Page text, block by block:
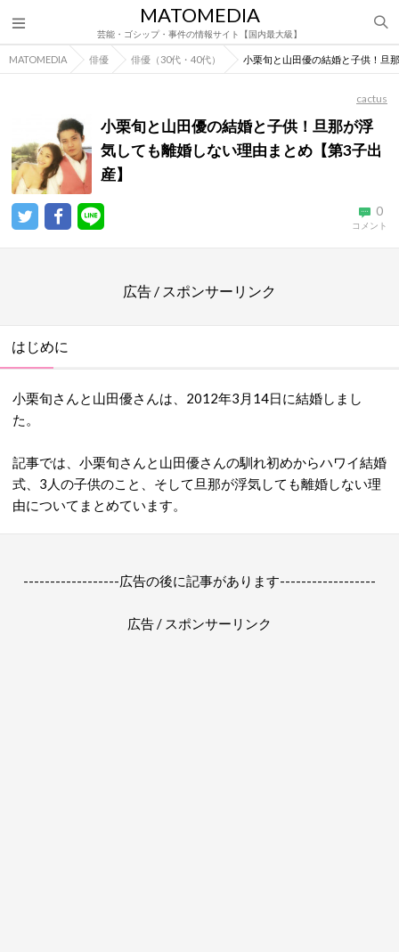
MATOMEDIA
芸能・ゴシップ・事件の情報サイト【国内最大級】
MATOMEDIA 俳優 俳優（30代・40代） 小栗旬と山田優の結婚と子供！旦
cactus
小栗旬と山田優の結婚と子供！旦那が浮
気しても離婚しない理由まとめ【第3子出
産】
0
コメント
広告 / スポンサーリンク
はじめに
小栗旬さんと山田優さんは、2012年3月14日に結婚しまし
た。
記事では、小栗旬さんと山田優さんの馴れ初めからハワイ結婚
式、3人の子供のこと、そして旦那が浮気しても離婚しない理
由についてまとめています。
------------------広告の後に記事があります------------------
広告 / スポンサーリンク